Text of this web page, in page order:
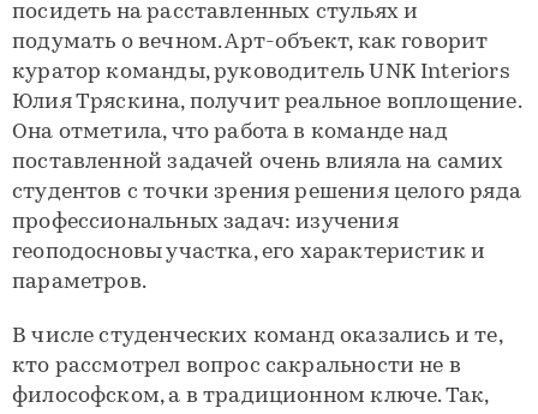
посидеть на расставленных стульях и
подумать о вечном. Арт-объект, как говорит
куратор команды, руководитель UNK Interiors
Юлия Тряскина, получит реальное воплощение.
Она отметила, что работа в команде над
поставленной задачей очень влияла на самих
студентов с точки зрения решения целого ряда
профессиональных задач: изучения
геоподосновы участка, его характеристик и
параметров.
В числе студенческих команд оказались и те,
кто рассмотрел вопрос сакральности не в
философском, а в традиционном ключе. Так,